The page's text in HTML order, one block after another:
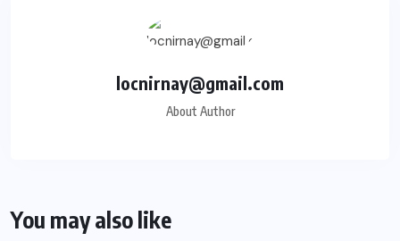
locnirnay@gmail.com
About Author
You may also like